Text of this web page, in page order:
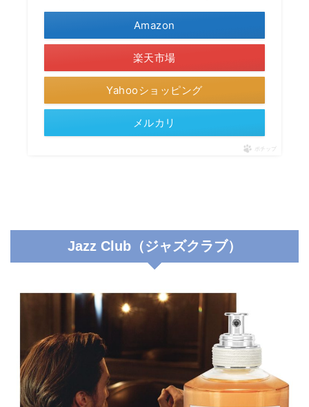
Amazon
楽天市場
Yahooショッピング
メルカリ
ポチップ
Jazz Club（ジャズクラブ）